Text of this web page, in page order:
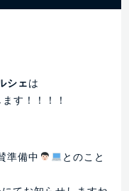
シェは
す！！！！
準備中
とのこと